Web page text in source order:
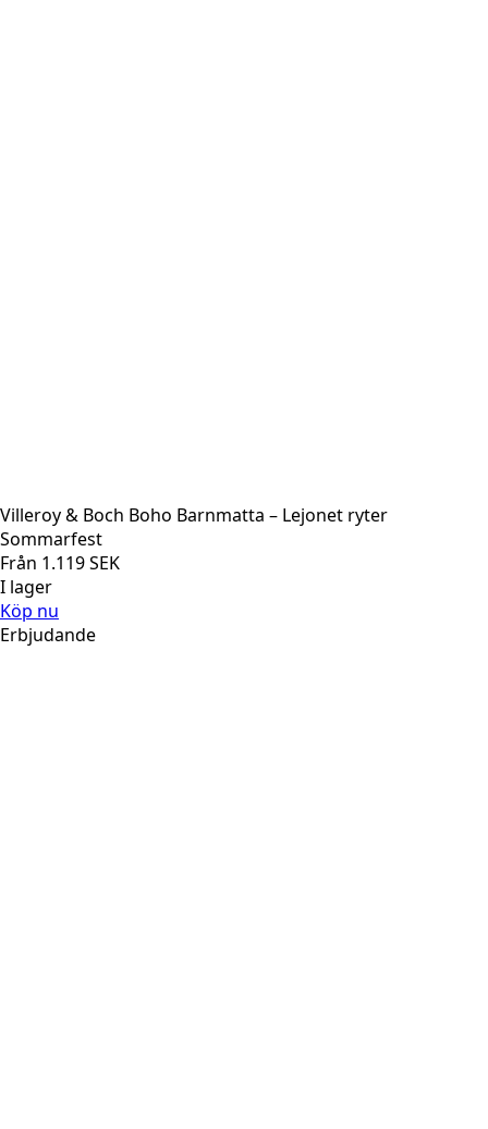
Villeroy & Boch Boho Barnmatta – Lejonet ryter
Sommarfest
Från 1.119SEK
I lager
Köp nu
Erbjudande